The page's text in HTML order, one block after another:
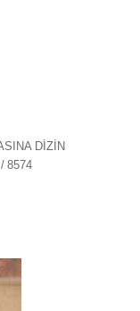
DİZİN
/ 8574